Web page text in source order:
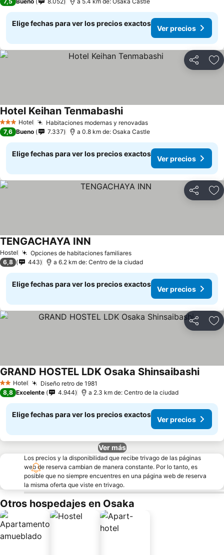
Elige fechas para ver los precios exactos
Ver precios
Compartir
3 Estrellas
Hotel Habitaciones modernas y renovadas
Hotel Keihan Tenmabashi
7,6 Bueno 7.337 a 0.8 km de: Osaka Castle
Elige fechas para ver los precios exactos
Ver precios
Compartir
Hostel Opciones de habitaciones familiares
TENGACHAYA INN
6,8 443 a 6.2 km de: Centro de la ciudad
Elige fechas para ver los precios exactos
Ver precios
Compartir
2 Estrellas
Hotel Diseño retro de 1981
GRAND HOSTEL LDK Osaka Shinsaibashi
8,8 Excelente 4.944 a 2.3 km de: Centro de la ciudad
Elige fechas para ver los precios exactos
Ver precios
Ver más
Los precios y la disponibilidad que recibe trivago de las páginas
web de reserva cambian de manera constante. Por lo tanto, es
posible que no siempre encuentres en una página web de reserva
la misma oferta que viste en trivago.
Otros hospedajes en Osaka